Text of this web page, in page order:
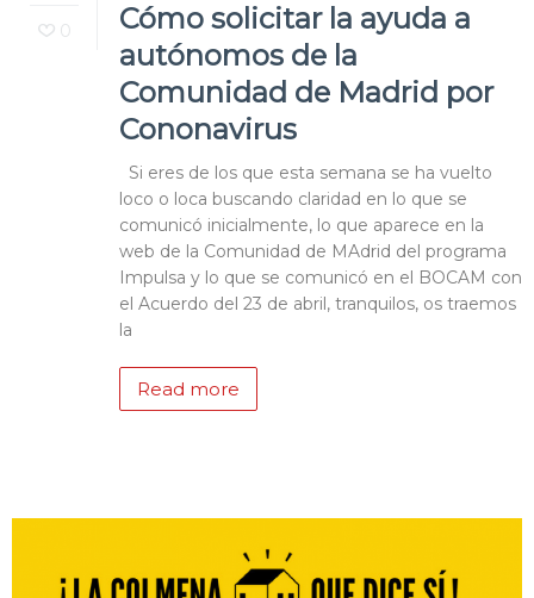
0
Cómo solicitar la ayuda a
autónomos de la
Comunidad de Madrid por
Cononavirus
Si eres de los que esta semana se ha vuelto
loco o loca buscando claridad en lo que se
comunicó inicialmente, lo que aparece en la
web de la Comunidad de MAdrid del programa
Impulsa y lo que se comunicó en el BOCAM con
el Acuerdo del 23 de abril, tranquilos, os traemos
la
Read more